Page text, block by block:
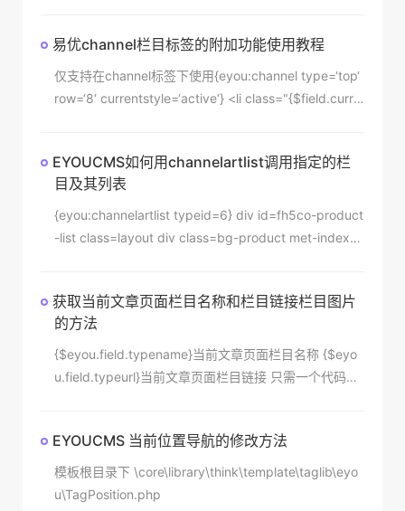
ow=100 id=field2} a hre
易优channel栏目标签的附加功能使用教程
仅支持在channel标签下使用{eyou:channel type=‘top‘
row=‘8‘ currentstyle=‘active‘} <li class="{$field.curre
EYOUCMS如何用channelartlist调用指定的栏
目及其列表
{eyou:channelartlist typeid=6} div id=fh5co-product
-list class=layout div class=bg-product met-index-d
h2 class=not-animated data-animate=
获取当前文章页面栏目名称和栏目链接栏目图片
的方法
{$eyou.field.typename}当前文章页面栏目名称 {$eyo
u.field.typeurl}当前文章页面栏目链接 只需一个代码就
EYOUCMS 当前位置导航的修改方法
模板根目录下 \core\library\think\template\taglib\eyo
u\TagPosition.php